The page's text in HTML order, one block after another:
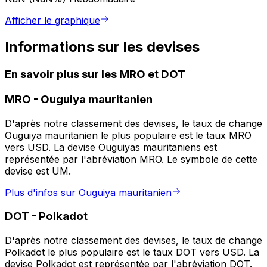
Afficher le graphique
Informations sur les devises
En savoir plus sur les MRO et DOT
MRO - Ouguiya mauritanien
D'après notre classement des devises, le taux de change
Ouguiya mauritanien le plus populaire est le taux MRO
vers USD. La devise Ouguiyas mauritaniens est
représentée par l'abréviation MRO. Le symbole de cette
devise est UM.
Plus d'infos sur Ouguiya mauritanien
DOT - Polkadot
D'après notre classement des devises, le taux de change
Polkadot le plus populaire est le taux DOT vers USD. La
devise Polkadot est représentée par l'abréviation DOT.